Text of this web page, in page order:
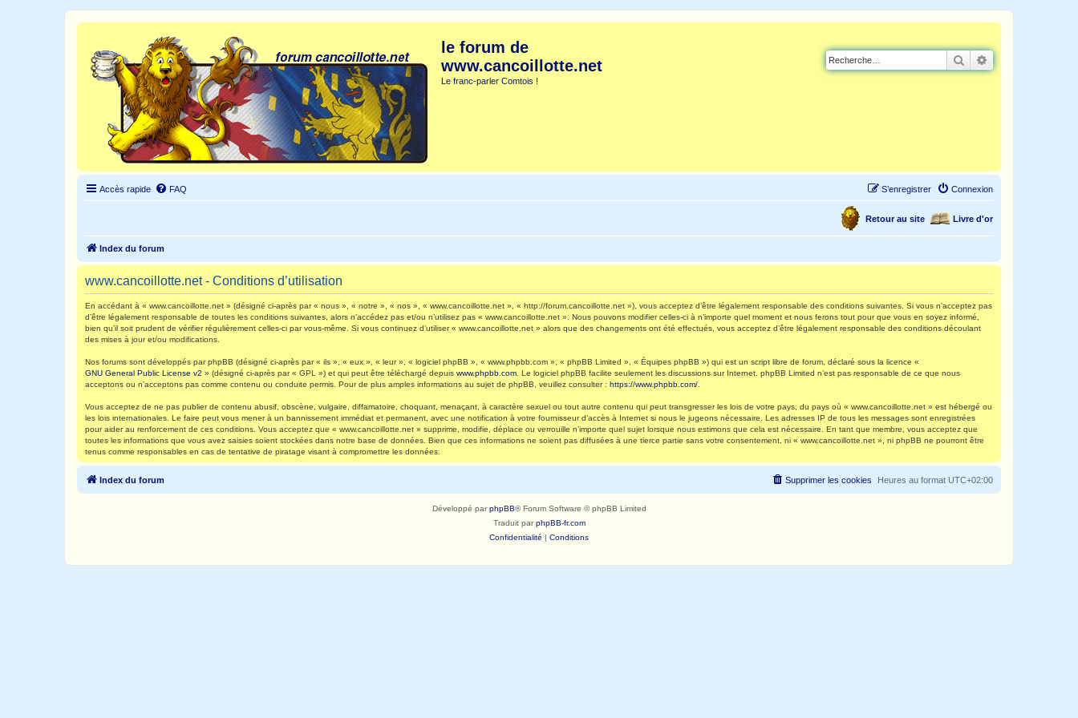
le forum de
www.cancoillotte.net
Le franc-parler Comtois !
Rechercher
Accès rapide FAQ Connexion
S’enregistrer
Livre d'or
Retour au site
Index du forum
www.cancoillotte.net - Conditions d’utilisation
En accédant à « www.cancoillotte.net » (désigné ci-après par « nous », « notre », « nos », « www.cancoillotte.net », « http://forum.cancoillotte.net »), vous acceptez d’être légalement responsable des conditions suivantes. Si vous n’acceptez pas
d’être légalement responsable de toutes les conditions suivantes, alors n’accédez pas et/ou n’utilisez pas « www.cancoillotte.net ». Nous pouvons modifier celles-ci à n’importe quel moment et nous ferons tout pour que vous en soyez informé,
bien qu’il soit prudent de vérifier régulièrement celles-ci par vous-même. Si vous continuez d’utiliser « www.cancoillotte.net » alors que des changements ont été effectués, vous acceptez d’être légalement responsable des conditions découlant
des mises à jour et/ou modifications.
Nos forums sont développés par phpBB (désigné ci-après par « ils », « eux », « leur », « logiciel phpBB », « www.phpbb.com », « phpBB Limited », « Équipes phpBB ») qui est un script libre de forum, déclaré sous la licence «
GNU General Public License v2 » (désigné ci-après par « GPL ») et qui peut être téléchargé depuis www.phpbb.com . Le logiciel phpBB facilite seulement les discussions sur Internet. phpBB Limited n’est pas responsable de ce que nous
acceptons ou n’acceptons pas comme contenu ou conduite permis. Pour de plus amples informations au sujet de phpBB, veuillez consulter : https://www.phpbb.com/
Vous acceptez de ne pas publier de contenu abusif, obscène, vulgaire, diffamatoire, choquant, menaçant, à caractère sexuel ou tout autre contenu qui peut transgresser les lois de votre pays, du pays où « www.cancoillotte.net » est hébergé ou
les lois internationales. Le faire peut vous mener à un bannissement immédiat et permanent, avec une notification à votre fournisseur d’accès à Internet si nous le jugeons nécessaire. Les adresses IP de tous les messages sont enregistrées
pour aider au renforcement de ces conditions. Vous acceptez que « www.cancoillotte.net » supprime, modifie, déplace ou verrouille n’importe quel sujet lorsque nous estimons que cela est nécessaire. En tant que membre, vous acceptez que
toutes les informations que vous avez saisies soient stockées dans notre base de données. Bien que ces informations ne soient pas diffusées à une tierce partie sans votre consentement, ni « www.cancoillotte.net », ni phpBB ne pourront être
tenus comme responsables en cas de tentative de piratage visant à compromettre les données.
Index du forum Heures au format UTC+02:00
Supprimer les cookies
Développé parphpBB® Forum Software © phpBB Limited
Traduit parphpBB-fr.com
Confidentialité | Conditions